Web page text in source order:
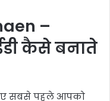
–
कैसे बनाते
सबसे पहले आपको